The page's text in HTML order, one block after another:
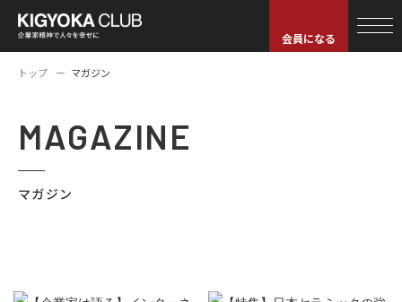
会員になる
トップ マガジン
MAGAZINE
マガジン